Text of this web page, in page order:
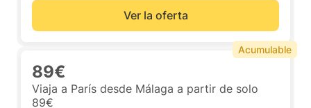
Ver la oferta
89€
Viaja a París desde Málaga a partir de solo
89€
Acumulable